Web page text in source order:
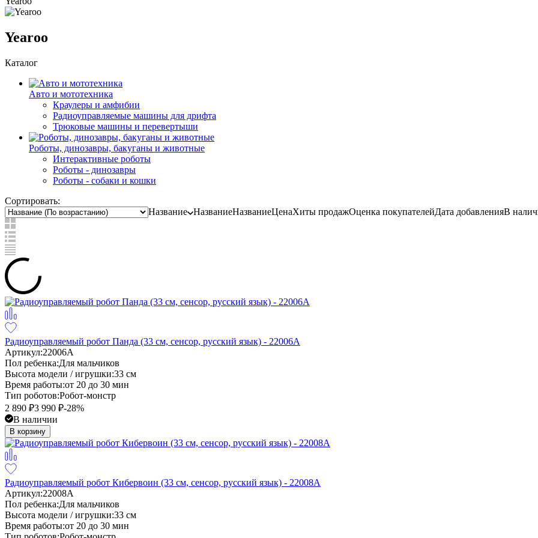
Yearoo
Каталог
Авто и мототехника
Краулеры и амфибии
Радиоуправляемые машины для дрифта
Трюковые машины и перевертыши
Роботы, динозавры, бакуганы и животные
Интерактивные роботы
Роботы - динозавры
Роботы - собаки и кошки
Сортировать:
Название НазваниеНазваниеЦенаХиты продажОценка покупателейДата добавленияВ
Радиоуправляемый робот Панда (33 см, сенсор, русский язык) - 22006A
Артикул:22006A
Пол ребенка:Для мальчиков
Высота модели / игрушки:33 см
Время работы:от 20 до 30 мин
Тип роботов:Робот-монстр
2 890 ₽3 990 ₽-28%
В наличии
В корзину
Радиоуправляемый робот Кибервоин (33 см, сенсор, русский язык) - 22008A
Артикул:22008A
Пол ребенка:Для мальчиков
Высота модели / игрушки:33 см
Время работы:от 20 до 30 мин